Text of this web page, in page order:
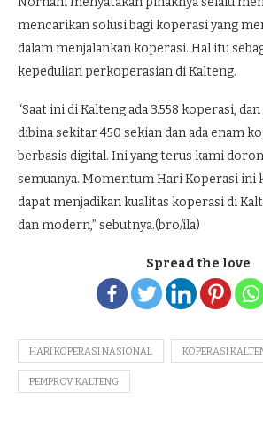
mencarikan solusi bagi koperasi yang
dalam menjalankan koperasi. Hal itu
kepedulian perkoperasian di Kalteng.
“Saat ini di Kalteng ada 3.558 koperasi,
dibina sekitar 450 sekian dan ada enam
berbasis digital. Ini yang terus kami
semuanya. Momentum Hari Koperasi ini
dapat menjadikan kualitas koperasi di
dan modern,” sebutnya.(bro/ila)
Spread the love
HARI KOPERASI NASIONAL KOPERASI
PEMPROV KALTENG